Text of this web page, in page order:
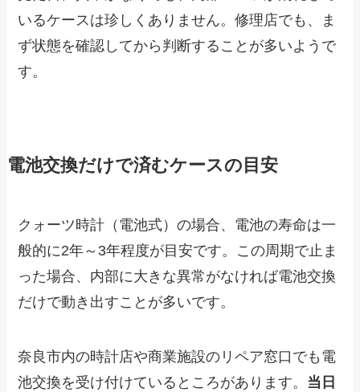
いるケースは珍しくありません。修理店でも、ま
ず状態を確認してから判断することが多いようで
す。
電池交換だけで済むケースの目安
クォーツ時計（電池式）の場合、電池の寿命は一
般的に2年～3年程度が目安です。この周期で止ま
った場合、内部に大きな異常がなければ電池交換
だけで動き出すことが多いです。
奈良市内の時計店や商業施設のリペア窓口でも電
池交換を受け付けているところがあります。 当日